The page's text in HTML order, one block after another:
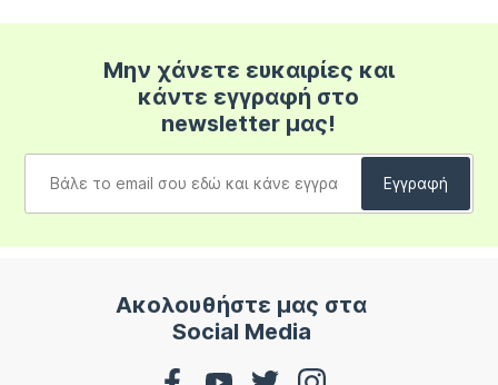
Μην χάνετε ευκαιρίες και
κάντε εγγραφή στο
newsletter μας!
Ακολουθήστε μας στα
Social Media